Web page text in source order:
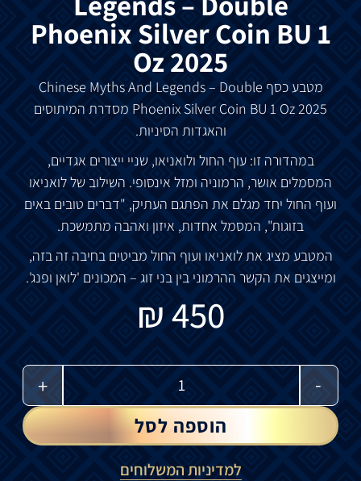
Phoenix Silver Coin BU 1
Oz 2025
מטבע כסף Chinese Myths And Legends – Double
Phoenix Silver Coin BU 1 Oz 2025 מסדרת המיתוסים
והאגדות הסיניות.
במהדורה זו: עוף החול ולואניאו, שניי ייצורים אגדיים,
המסמלים אושר, הרמוניה ומזל אינסופי. השילוב של לואניאו
ועוף החול יחד מגלם את הפתגם העתיק, "דברים טובים באים
בזוגות", המסמל אחדות, איזון ואהבה מתמשכת.
המטבע מציג את לואניאו ועוף החול מביטים בחיבה זה בזה,
ומייצגים את הקשר ההרמוני בין בני זוג – המכונים 'לואן ופנג'.
450
₪
-
+
הוספה לסל
למדיניות המשלוחים